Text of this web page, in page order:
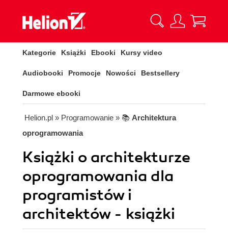
Kategorie Książki Ebooki Kursy video
Audiobooki Promocje Nowości Bestsellery
Darmowe ebooki
Helion.pl » Programowanie » 📚 Architektura
oprogramowania
Książki o architekturze
oprogramowania dla
programistów i
architektów - książki